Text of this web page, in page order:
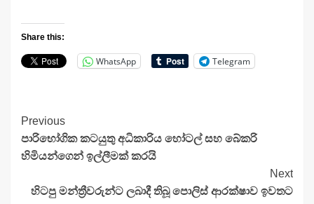
Share this:
WhatsApp Telegram
Continue
Reading
Previous
පාරිභෝගික කටයුතු අධිකාරිය හෝටල් සහ බේකරි
හිමියන්ගෙන් ඉල්ලීමක් කරයි
Next
හිටපු මන්ත්‍රීවරුන්ට ලබාදී තිබූ පොලිස් ආරක්ෂාව ඉවතට